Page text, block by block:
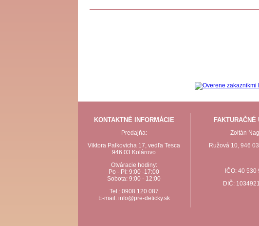
KONTAKTNÉ INFORMÁCIE
Predajňa:
Viktora Palkovicha 17, vedľa Tesca
946 03 Kolárovo
Otváracie hodiny:
Po - Pi: 9:00 -17:00
Sobota: 9:00 - 12:00
Tel.: 0908 120 087
E-mail: info@pre-deticky.sk
FAKTURAČNÉ
Zoltán
Ružová 10, 946
IČO: 40 530
DIČ: